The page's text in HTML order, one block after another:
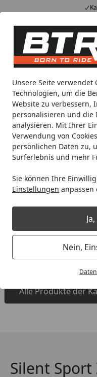
Unsere Seite verwendet
Technologien, um die
Website zu verbessern,
personalisieren und die
analysieren. Mit Ihrer
Verwendung von
persönlichen Daten zu,
Surferlebnis und mehr
Sie können Ihre
Einstellungen
Nein,
Alle Produkte
Mein Konto
Suchen
Noch 1
Spare bis zu 35%
Startseite
Silent Sport
Silent Sport
Wählen Sie
Alle Produkte der
Silent